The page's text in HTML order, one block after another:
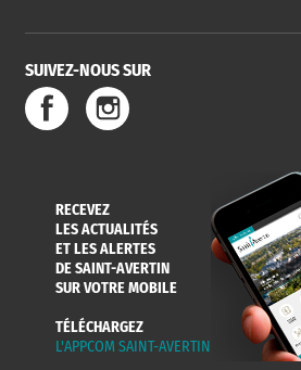
SERVICE
DE L'EAU
SUIVEZ-NOUS SUR
RECEVEZ
LES ACTUALITÉS
ET LES ALERTES
DE SAINT-AVERTIN
SUR VOTRE MOBILE
TÉLÉCHARGEZ
L'APPCOM SAINT-AVERTIN